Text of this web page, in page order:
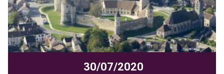
30/07/2020